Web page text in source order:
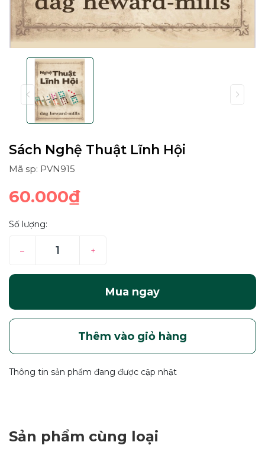
Sách Nghệ Thuật Lĩnh Hội
Mã sp: PVN915
60.000₫
Số lượng:
– +
Mua ngay
Thêm vào giỏ hàng
Thông tin sản phẩm đang được cập nhật
Sản phẩm cùng loại